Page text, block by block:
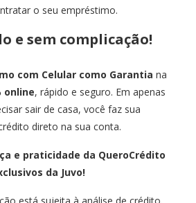
o seu empréstimo.
e sem complicação!
com Celular como Garantia na
online, rápido e seguro. Em apenas
sair de casa, você faz sua
direto na sua conta.
e praticidade da QueroCrédito
da Juvo!